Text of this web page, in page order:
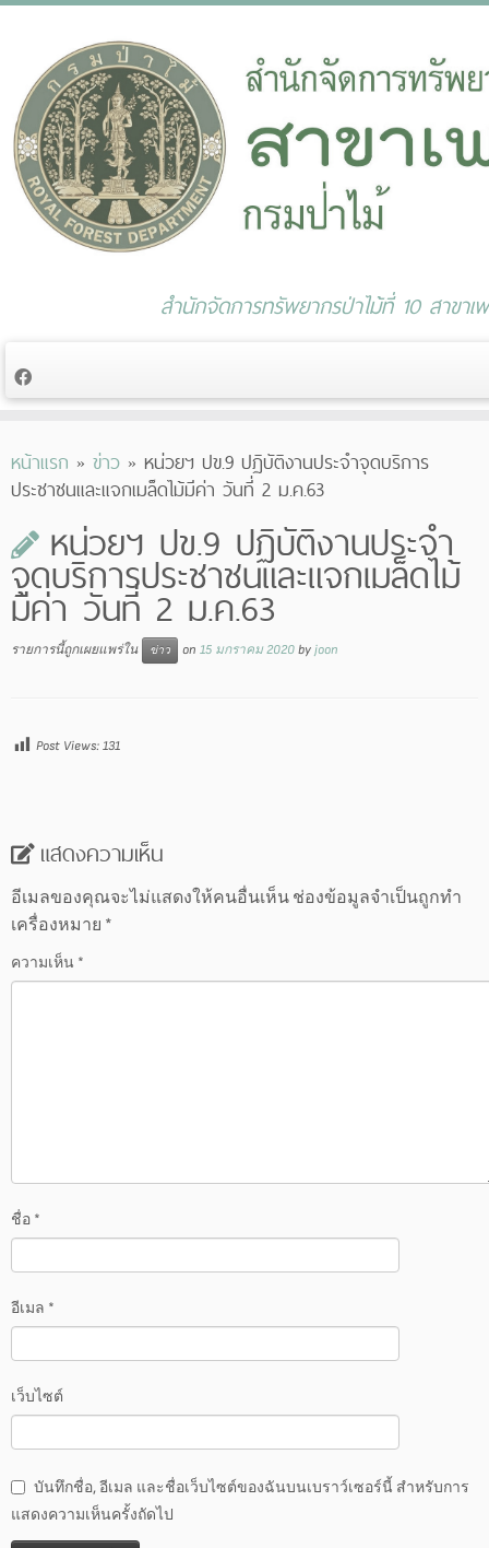
to
content
สำนักจัดการทรัพยากรป่าไม้ที่ 10 สาขาเ
หน้าแรก » ข่าว » หน่วยฯ ปข.9 ปฏิบัติงานประจำจุดบริการ
ประชาชนและแจกเมล็ดไม้มีค่า วันที่ 2 ม.ค.63
หน่วยฯ ปข.9 ปฏิบัติงานประจำ
จุดบริการประชาชนและแจกเมล็ดไม้
มีค่า วันที่ 2 ม.ค.63
รายการนี้ถูกเผยแพร่ใน ข่าว on 15 มกราคม 2020 by joon
Post Views: 131
แสดงความเห็น
อีเมลของคุณจะไม่แสดงให้คนอื่นเห็น ช่องข้อมูลจำเป็นถูกทำ
เครื่องหมาย *
ความเห็น *
ชื่อ *
อีเมล *
เว็บไซต์
บันทึกชื่อ, อีเมล และชื่อเว็บไซต์ของฉันบนเบราว์เซอร์นี้ สำหรับการ
แสดงความเห็นครั้งถัดไป